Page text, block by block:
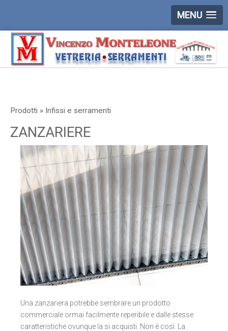
MENU
Prodotti » Infissi e serramenti
ZANZARIERE
Una zanzariera potrebbe sembrare un prodotto
commerciale ormai facilmente reperibile e dalle stesse
caratteristiche ovunque la si acquisti. Non è così. La